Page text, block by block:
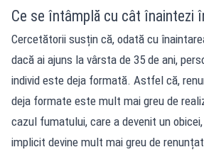
Ce se întâmplă cu cât înaintezi
Cercetătorii susțin că, odată cu
dacă ai ajuns la vârsta de 35 de ani,
individ este deja formată. Astfel că,
deja formate este mult mai greu de
cazul fumatului, care a devenit un
implicit devine mult mai greu de